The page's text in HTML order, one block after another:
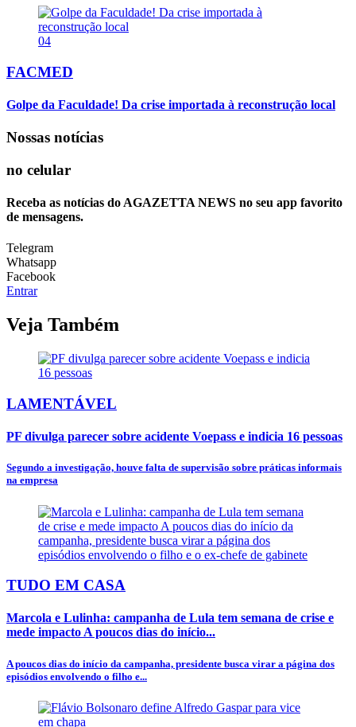
04
FACMED
Golpe da Faculdade! Da crise importada à reconstrução local
Nossas notícias
no celular
Receba as notícias do AGAZETTA NEWS no seu app favorito
de mensagens.
Telegram
Whatsapp
Facebook
Entrar
Veja Também
LAMENTÁVEL
PF divulga parecer sobre acidente Voepass e indicia 16 pessoas
Segundo a investigação, houve falta de supervisão sobre práticas informais
na empresa
TUDO EM CASA
Marcola e Lulinha: campanha de Lula tem semana de crise e
mede impacto A poucos dias do início...
A poucos dias do início da campanha, presidente busca virar a página dos
episódios envolvendo o filho e...